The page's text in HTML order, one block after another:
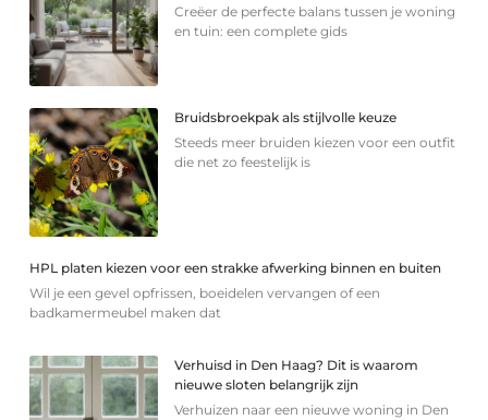
Creëer de perfecte balans tussen je woning
en tuin: een complete gids
Bruidsbroekpak als stijlvolle keuze
Steeds meer bruiden kiezen voor een outfit
die net zo feestelijk is
HPL platen kiezen voor een strakke afwerking binnen en buiten
Wil je een gevel opfrissen, boeidelen vervangen of een
badkamermeubel maken dat
Verhuisd in Den Haag? Dit is waarom
nieuwe sloten belangrijk zijn
Verhuizen naar een nieuwe woning in Den